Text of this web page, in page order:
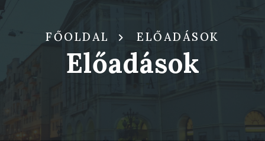
FŐOLDAL ELŐADÁSOK
Előadások